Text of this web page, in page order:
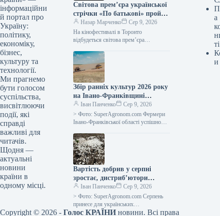
інформаційни
й портал про
Україну:
політику,
економіку,
бізнес,
культуру та
технології.
Ми прагнемо
бути голосом
суспільства,
висвітлюючи
події, які
справді
важливі для
читачів.
Щодня —
актуальні
новини
країни в
одному місці.
Світова прем’єра української
стрічки «По батькові» пройде
на кінофестивалі в Торонто.
Назар Марченко
Сер 9, 2026
На кінофестивалі в Торонто
відбудеться світова прем’єра
09.08.2026 09:28 Укрінформ На 51-му
міжнародному кінофестивалі у
Торонто…
Збір ранніх культур 2026 року
на Івано-Франківщині
закінчено, середня
врожайність зернових – 5,64
тонни з гектара, повідомляє
Іван Панченко
Сер 9, 2026
> Фото: SuperAgronom.com Фермери
Івано-Франківської області успішно
зернобобових культур. Згідно з
оперативними відомостями від
департаменту…
Вартість добрив у серпні
зростає, дистриб’ютори
припиняють продаж у борг —
SuperAgronom.com
Іван Панченко
Сер 9, 2026
> Фото: SuperAgronom.com Серпень
принесе для українських
сільгоспвиробників значні витрати на
а
ті
и
Copyright © 2026 - Голос КРАЇНИ новини. Всі права